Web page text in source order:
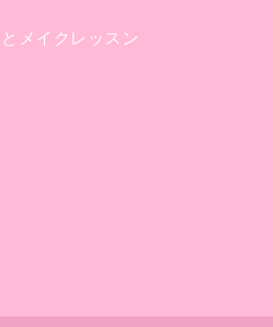
メイクレッスン